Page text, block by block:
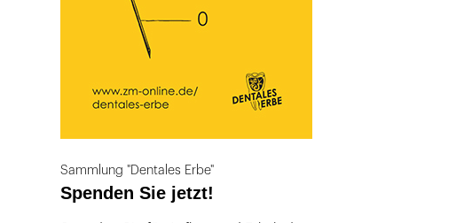
Sammlung "Dentales Erbe"
Spenden Sie jetzt!